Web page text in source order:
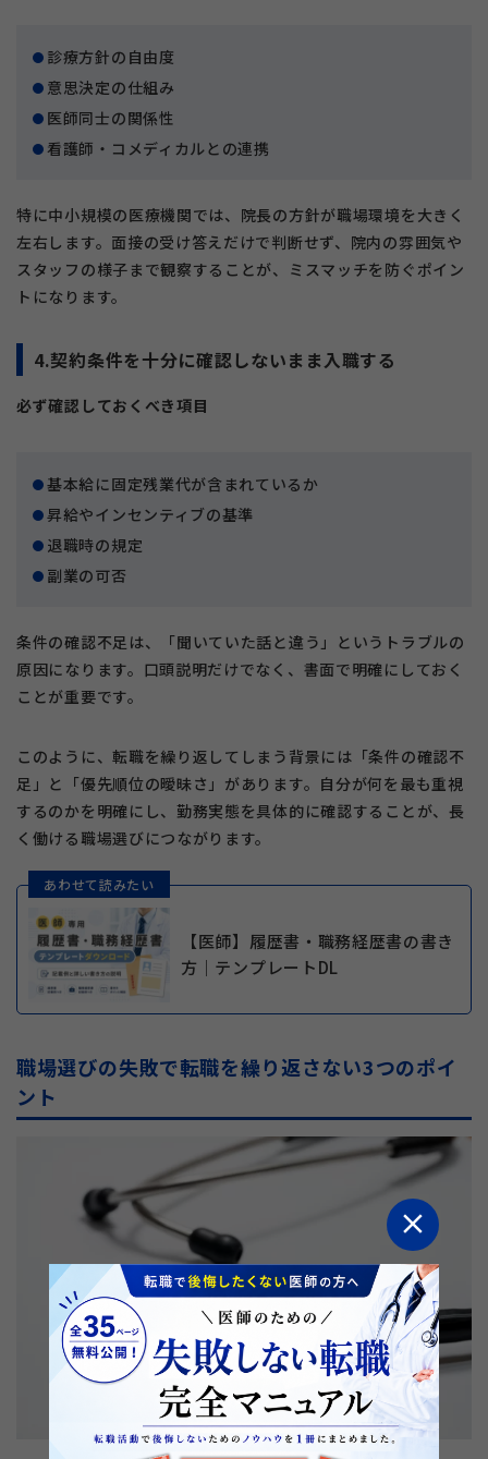
診療方針の自由度
意思決定の仕組み
医師同士の関係性
看護師・コメディカルとの連携
特に中小規模の医療機関では、院長の方針が職場環境を大きく
左右します。面接の受け答えだけで判断せず、院内の雰囲気や
スタッフの様子まで観察することが、ミスマッチを防ぐポイン
トになります。
4.契約条件を十分に確認しないまま入職する
必ず確認しておくべき項目
基本給に固定残業代が含まれているか
昇給やインセンティブの基準
退職時の規定
副業の可否
条件の確認不足は、「聞いていた話と違う」というトラブルの
原因になります。口頭説明だけでなく、書面で明確にしておく
ことが重要です。
このように、転職を繰り返してしまう背景には「条件の確認不
足」と「優先順位の曖昧さ」があります。自分が何を最も重視
するのかを明確にし、勤務実態を具体的に確認することが、長
く働ける職場選びにつながります。
あわせて読みたい
【医師】履歴書・職務経歴書の書き
方｜テンプレートDL
職場選びの失敗で転職を繰り返さない3つのポイ
ント
close